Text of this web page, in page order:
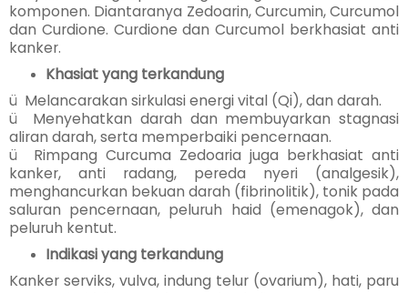
komponen. Diantaranya Zedoarin, Curcumin, Curcumol
dan Curdione. Curdione dan Curcumol berkhasiat anti
kanker.
Khasiat yang terkandung
ü Melancarakan sirkulasi energi vital (Qi), dan darah.
ü Menyehatkan darah dan membuyarkan stagnasi
aliran darah, serta memperbaiki pencernaan.
ü Rimpang Curcuma Zedoaria juga berkhasiat anti
kanker, anti radang, pereda nyeri (analgesik),
menghancurkan bekuan darah (fibrinolitik), tonik pada
saluran pencernaan, peluruh haid (emenagok), dan
peluruh kentut.
Indikasi yang terkandung
Kanker serviks, vulva, indung telur (ovarium), hati, paru